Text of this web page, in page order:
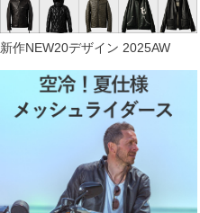
新作NEW20デザイン 2025AW